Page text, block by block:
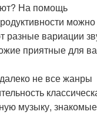
На помощь
можно
разные вариации
приятные для
не все жанры
музыку, знакомые